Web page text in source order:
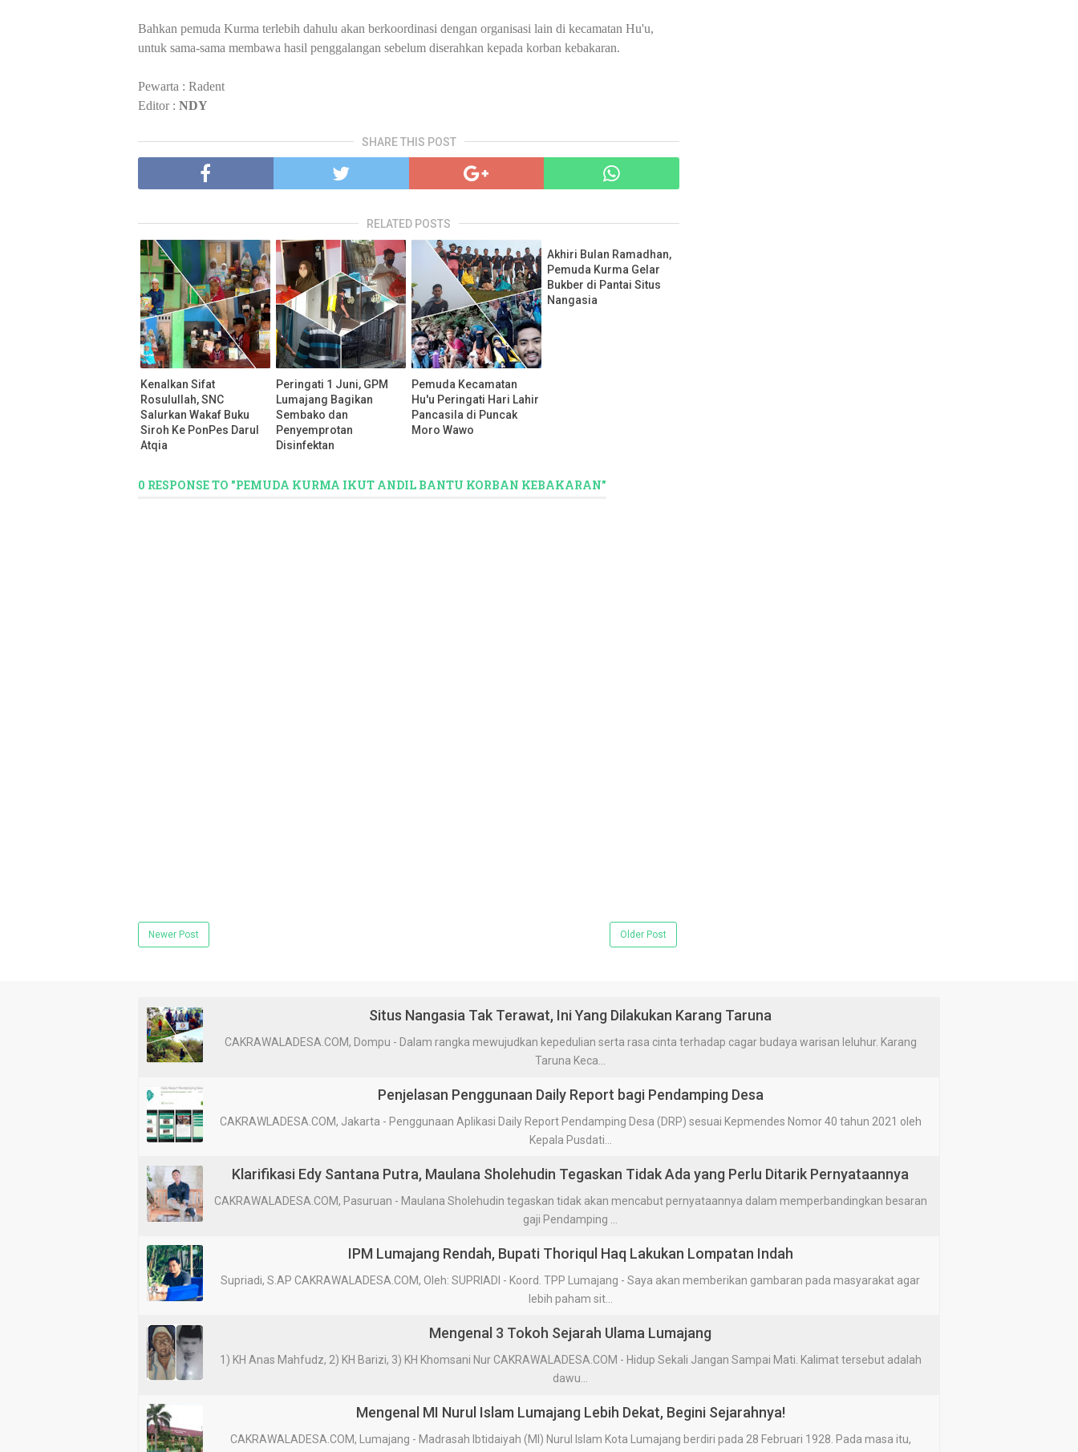
Bahkan pemuda Kurma terlebih dahulu akan berkoordinasi dengan organisasi lain di kecamatan Hu'u,
untuk sama-sama membawa hasil penggalangan sebelum diserahkan kepada korban kebakaran.
Pewarta : Radent
Editor : NDY
SHARE THIS POST
RELATED POSTS
Kenalkan Sifat
Rosulullah, SNC
Salurkan Wakaf Buku
Siroh Ke PonPes Darul
Atqia
Peringati 1 Juni, GPM
Lumajang Bagikan
Sembako dan
Penyemprotan
Disinfektan
Pemuda Kecamatan
Hu'u Peringati Hari Lahir
Pancasila di Puncak
Moro Wawo
Akhiri Bulan Ramadhan,
Pemuda Kurma Gelar
Bukber di Pantai Situs
Nangasia
0 RESPONSE TO "PEMUDA KURMA IKUT ANDIL BANTU KORBAN KEBAKARAN"
Newer Post Older Post
Situs Nangasia Tak Terawat, Ini Yang Dilakukan Karang Taruna
CAKRAWALADESA.COM, Dompu - Dalam rangka mewujudkan kepedulian serta rasa cinta terhadap cagar budaya warisan leluhur. Karang
Taruna Keca...
Penjelasan Penggunaan Daily Report bagi Pendamping Desa
CAKRAWLADESA.COM, Jakarta - Penggunaan Aplikasi Daily Report Pendamping Desa (DRP) sesuai Kepmendes Nomor 40 tahun 2021 oleh
Kepala Pusdati...
Klarifikasi Edy Santana Putra, Maulana Sholehudin Tegaskan Tidak Ada yang Perlu Ditarik Pernyataannya
CAKRAWALADESA.COM, Pasuruan - Maulana Sholehudin tegaskan tidak akan mencabut pernyataannya dalam memperbandingkan besaran
gaji Pendamping ...
IPM Lumajang Rendah, Bupati Thoriqul Haq Lakukan Lompatan Indah
Supriadi, S.AP CAKRAWALADESA.COM, Oleh: SUPRIADI - Koord. TPP Lumajang - Saya akan memberikan gambaran pada masyarakat agar
lebih paham sit...
Mengenal 3 Tokoh Sejarah Ulama Lumajang
1) KH Anas Mahfudz, 2) KH Barizi, 3) KH Khomsani Nur CAKRAWALADESA.COM - Hidup Sekali Jangan Sampai Mati. Kalimat tersebut adalah
dawu...
Mengenal MI Nurul Islam Lumajang Lebih Dekat, Begini Sejarahnya!
CAKRAWALADESA.COM, Lumajang - Madrasah Ibtidaiyah (MI) Nurul Islam Kota Lumajang berdiri pada 28 Februari 1928. Pada masa itu,